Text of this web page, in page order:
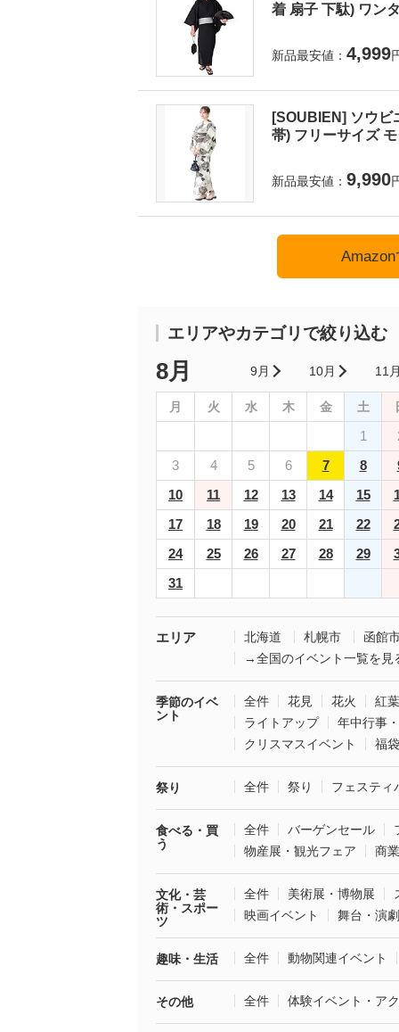
着 扇子 下駄) ワン
新品最安値： 4,999
[SOUBIEN] ソウビ
帯) フリーサイズ
新品最安値： 9,990
エリアやカテゴリで絞り込む
8月 9月 10月 11
月 火 水 木 金 土
1
3
4 5 6 7 8
10
11 12 13 14 15
17
18 19 20 21 22
24
25 26 27 28 29
31
エリア 北海道 札幌市
函館
→全国のイベント一覧を見
季節のイベ
ント
全件 花見 花火
紅葉
ライトアップ
年中行事
クリスマスイベント
福
祭り 全件 祭り フェスティ
食べる・買
う
全件 バーゲンセール
物産展・観光フェア
商
文化・芸
術・スポー
ツ
全件 美術展・博物展
映画イベント
舞台・演劇
趣味・生活 全件 動物関連イベント
その他 全件 体験イベント・ア